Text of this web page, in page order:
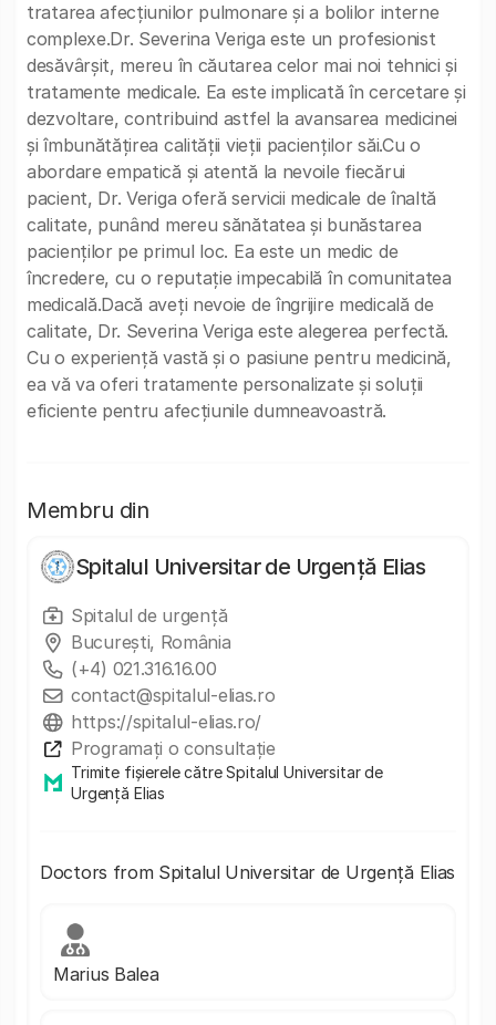
tratarea afecțiunilor pulmonare și a bolilor interne
complexe.Dr. Severina Veriga este un profesionist
desăvârșit, mereu în căutarea celor mai noi tehnici și
tratamente medicale. Ea este implicată în cercetare și
dezvoltare, contribuind astfel la avansarea medicinei
și îmbunătățirea calității vieții pacienților săi.Cu o
abordare empatică și atentă la nevoile fiecărui
pacient, Dr. Veriga oferă servicii medicale de înaltă
calitate, punând mereu sănătatea și bunăstarea
pacienților pe primul loc. Ea este un medic de
încredere, cu o reputație impecabilă în comunitatea
medicală.Dacă aveți nevoie de îngrijire medicală de
calitate, Dr. Severina Veriga este alegerea perfectă.
Cu o experiență vastă și o pasiune pentru medicină,
ea vă va oferi tratamente personalizate și soluții
eficiente pentru afecțiunile dumneavoastră.
Membru din
Spitalul Universitar de Urgență Elias
Spitalul de urgență
Bucureşti, România
(+4) 021.316.16.00
contact@spitalul-elias.ro
https://spitalul-elias.ro/
Programați o consultație
Trimite fișierele către Spitalul Universitar de
Urgență Elias
Doctors from Spitalul Universitar de Urgență Elias
Marius Balea